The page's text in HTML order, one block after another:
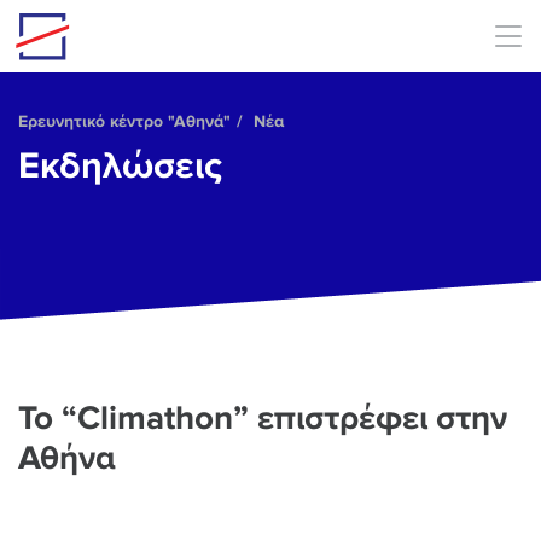
Skip to main content
Ερευνητικό κέντρο "Αθηνά" Νέα
Εκδηλώσεις
To “Climathon” επιστρέφει στην
Αθήνα